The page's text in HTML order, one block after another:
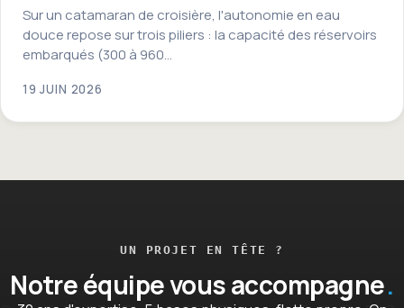
Sur un catamaran de croisière, l'autonomie en eau
douce repose sur trois piliers : la capacité des réservoirs
embarqués (300 à 960…
19 JUIN 2026
UN PROJET EN TÊTE ?
Notre équipe vous accompagne